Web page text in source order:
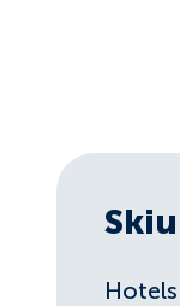
Hotels